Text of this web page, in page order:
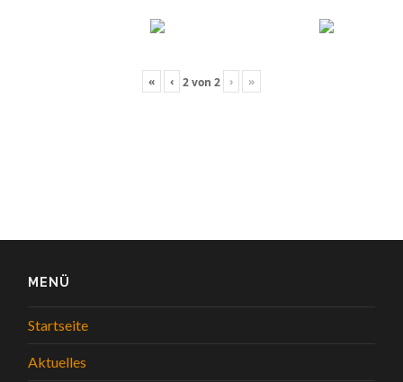
« ‹ 2von 2 › »
MENÜ
Startseite
Aktuelles